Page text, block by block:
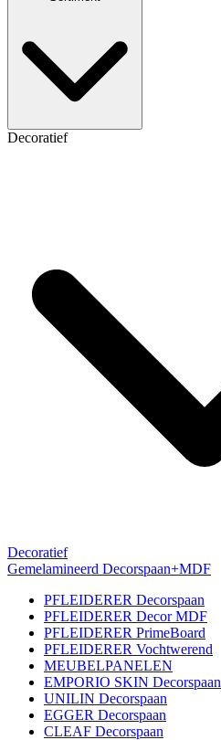
Decoratief
Decoratief
Gemelamineerd Decorspaan+MDF
PFLEIDERER Decorspaan
PFLEIDERER Decor MDF
PFLEIDERER PrimeBoard
PFLEIDERER Vochtwerend
MEUBELPANELEN
EMPORIO SKIN Decorspaan
UNILIN Decorspaan
EGGER Decorspaan
CLEAF Decorspaan